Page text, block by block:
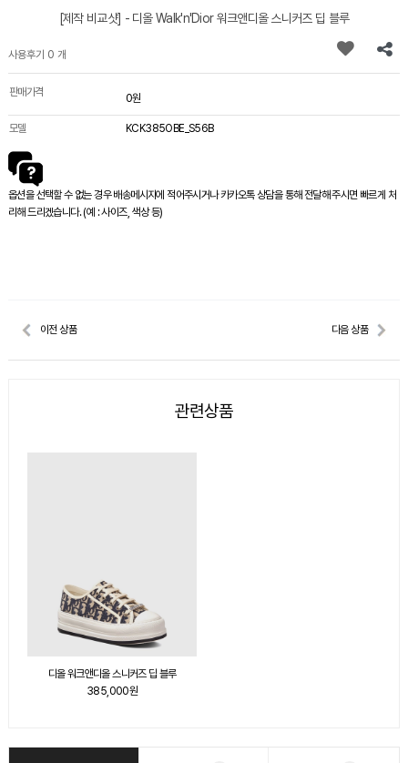
[제작 비교샷] - 디올 Walk'n'Dior 워크앤디올 스니커즈 딥 블루
사용후기 0 개
판매가격 0원
모델 KCK385OBE_S56B
옵션을 선택할 수 없는 경우 배송메시지에 적어주시거나 카카오톡 상담을 통해 전달해 주시면 빠르게 처
리해 드리겠습니다. (예 : 사이즈, 색상 등)
이전 상품 다음 상품
관련상품
디올 워크앤디올 스니커즈 딥 블루
385,000원